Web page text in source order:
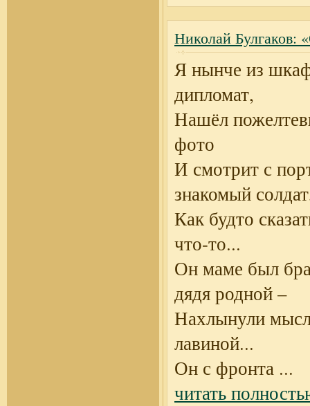
Николай Булгаков:
Я нынче из
дипломат,
Нашёл
фото
И смотрит с
знакомый
Как будто
что-то...
Он маме был
дядя родной –
Нахлынули
лавиной...
Он с фронта ...
читать